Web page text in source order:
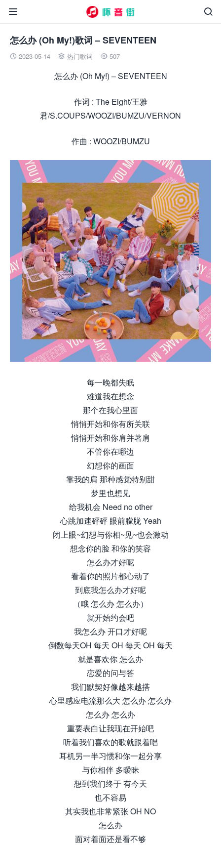


怎么办 (Oh My!)歌词 – SEVENTEEN
 2023-05-14  热门歌词  507
怎么办 (Oh My!) – SEVENTEEN
作词 : The Eight/王雅
君/S.COUPS/WOOZI/BUMZU/VERNON
作曲 : WOOZI/BUMZU
每一晚都失眠
难道我在想念
那个在我心里面
悄悄开始和你有所关联
悄悄开始和你肩并著肩
不管你在哪边
幻想你的画面
靠我的肩 那种感觉特别甜
梦里也想见
给我机会 Need no other
心跳加速砰砰 眼前朦胧 Yeah
闭上眼~幻想与你相~见~也会激动
想念你的脸 和你的笑容
怎么办才好呢
看着你的照片都心动了
到底我怎么办才好呢
（哦 怎么办 怎么办）
就开始约会吧
我怎么办 开口才好呢
倒数每天OH 每天 OH 每天 OH 每天
就是喜欢你 怎么办
恋爱的问与答
我们默契好像越来越搭
心里感应电流那么大 怎么办 怎么办
怎么办 怎么办
重要表白让我现在开始吧
听着我们喜欢的歌就跟着唱
耳机另一半习惯和你一起分享
与你相伴 多暧昧
想到我们终于 有今天
也不容易
其实我也非常紧张 OH NO
怎么办
面对着面还是看不够